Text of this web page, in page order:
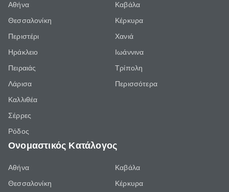
Αθήνα
Θεσσαλονίκη
Περιστέρι
Ηράκλειο
Πειραιάς
Λάρισα
Καλλιθέα
Σέρρες
Ρόδος
Καβάλα
Κέρκυρα
Χανιά
Ιωάννινα
Τρίπολη
Περισσότερα
Ονομαστικός Κατάλογος
Αθήνα
Θεσσαλονίκη
Καβάλα
Κέρκυρα